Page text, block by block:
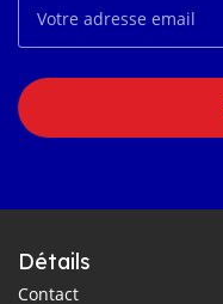
Détails
Contact